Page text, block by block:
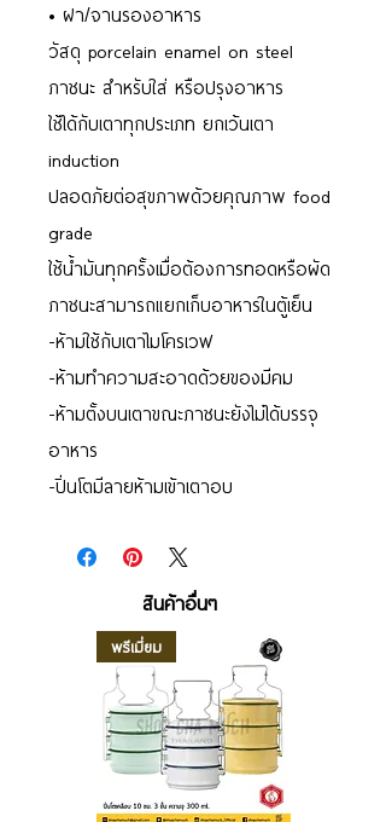
• ฝา/จานรองอาหาร
วัสดุ porcelain enamel on steel
ภาชนะ สำหรับใส่ หรือปรุงอาหาร
ใช้ได้กับเตาทุกประเภท ยกเว้นเตา
induction
ปลอดภัยต่อสุขภาพด้วยคุณภาพ food
grade
ใช้น้ำมันทุกครั้งเมื่อต้องการทอดหรือผัด
ภาชนะสามารถแยกเก็บอาหารในตู้เย็น
-ห้ามใช้กับเตาไมโครเวฟ
-ห้ามทำความสะอาดด้วยของมีคม
-ห้ามตั้งบนเตาขณะภาชนะยังไม่ได้บรรจุ
อาหาร
-ปิ่นโตมีลายห้ามเข้าเตาอบ
สินค้าอื่นๆ
พรีเมี่ยม